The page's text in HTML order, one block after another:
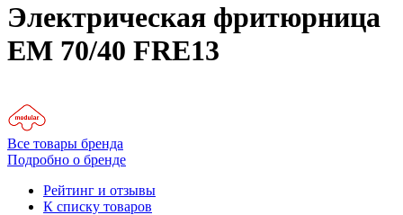
Электрическая фритюрница
EM 70/40 FRE13
Все товары бренда
Подробно о бренде
Рейтинг и отзывы
К списку товаров